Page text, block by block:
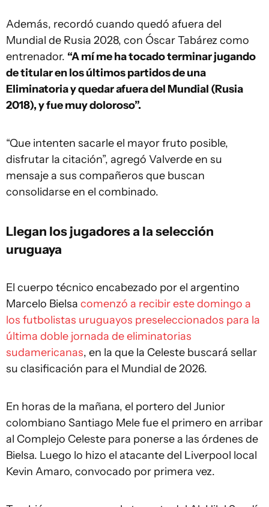
Además, recordó cuando quedó afuera del
Mundial de Rusia 2028, con Óscar Tabárez como
entrenador. “A mí me ha tocado terminar jugando
de titular en los últimos partidos de una
Eliminatoria y quedar afuera del Mundial (Rusia
2018), y fue muy doloroso”.
“Que intenten sacarle el mayor fruto posible,
disfrutar la citación”, agregó Valverde en su
mensaje a sus compañeros que buscan
consolidarse en el combinado.
Llegan los jugadores a la selección
uruguaya
El cuerpo técnico encabezado por el argentino
Marcelo Bielsa comenzó a recibir este domingo a
los futbolistas uruguayos preseleccionados para la
última doble jornada de eliminatorias
sudamericanas, en la que la Celeste buscará sellar
su clasificación para el Mundial de 2026.
En horas de la mañana, el portero del Junior
colombiano Santiago Mele fue el primero en arribar
al Complejo Celeste para ponerse a las órdenes de
Bielsa. Luego lo hizo el atacante del Liverpool local
Kevin Amaro, convocado por primera vez.